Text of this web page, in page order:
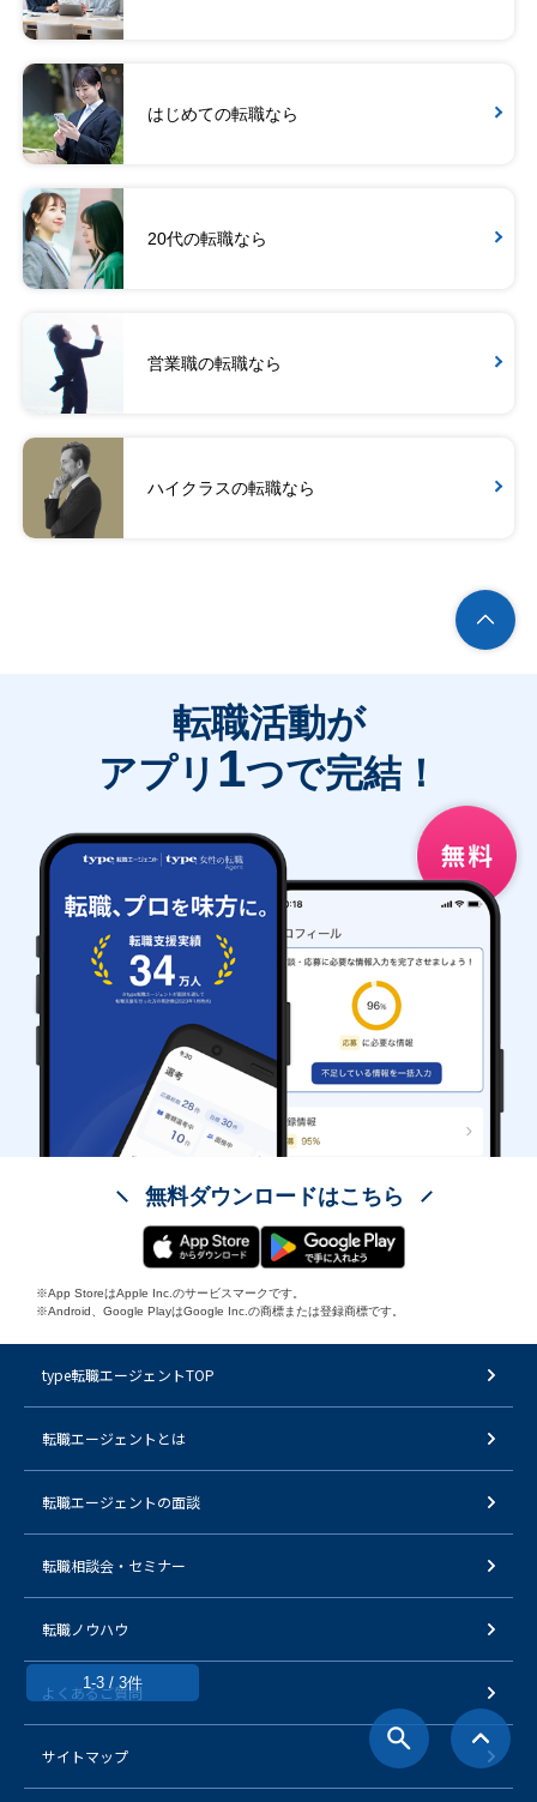
はじめての転職なら
20代の転職なら
営業職の転職なら
ハイクラスの転職なら
1-3 / 3件
転職活動が
アプリ 1つで完結！
無料ダウンロードはこちら
※App StoreはApple Inc.のサービスマークです。
※Android、Google PlayはGoogle Inc.の商標または登録商標です。
type転職エージェントTOP
転職エージェントとは
転職エージェントの面談
転職相談会・セミナー
転職ノウハウ
よくあるご質問
サイトマップ